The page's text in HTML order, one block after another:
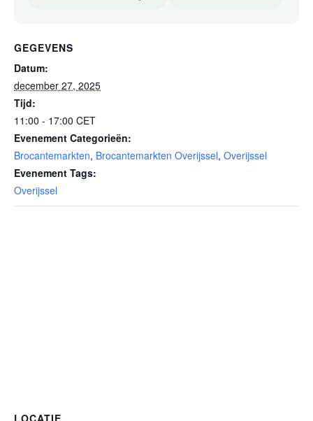
GEGEVENS
Datum:
december 27, 2025
Tijd:
11:00 - 17:00 CET
Evenement Categorieën:
Brocantemarkten, Brocantemarkten Overijssel, Overijssel
Evenement Tags:
Overijssel
LOCATIE